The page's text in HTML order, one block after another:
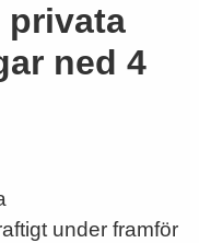
ned 4
under framför